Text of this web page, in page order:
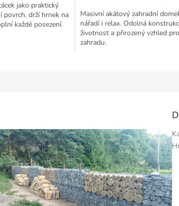
jako praktický
povrch, drží hrnek na
každé posezení.
Masivní akátový zahradní
nářadí i relax. Odolná
životnost a přirozený vzhled
zahradu.